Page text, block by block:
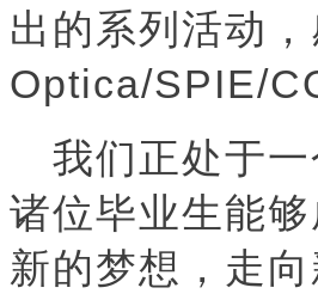
出的系列活动
Optica/SPIE/
我们正处于
诸位毕业生能
新的梦想，走